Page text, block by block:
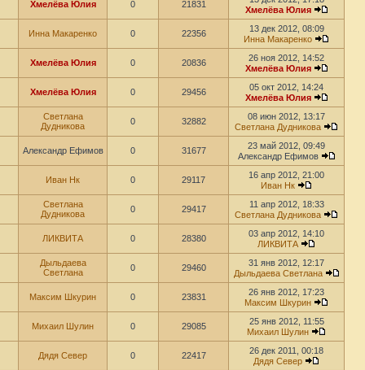
Хмелёва Юлия 0 21831
Хмелёва Юлия
Инна Макаренко 0 22356
13 дек 2012, 08:09
Инна Макаренко
Хмелёва Юлия 0 20836
26 ноя 2012, 14:52
Хмелёва Юлия
Хмелёва Юлия 0 29456
05 окт 2012, 14:24
Хмелёва Юлия
Светлана
Дудникова
0 32882
08 июн 2012, 13:17
Светлана Дудникова
Александр Ефимов 0 31677
23 май 2012, 09:49
Александр Ефимов
Иван Нк 0 29117
16 апр 2012, 21:00
Иван Нк
Светлана
Дудникова
0 29417
11 апр 2012, 18:33
Светлана Дудникова
ЛИКВИТА 0 28380
03 апр 2012, 14:10
ЛИКВИТА
Дыльдаева
Светлана
0 29460
31 янв 2012, 12:17
Дыльдаева Светлана
Максим Шкурин 0 23831
26 янв 2012, 17:23
Максим Шкурин
Михаил Шулин 0 29085
25 янв 2012, 11:55
Михаил Шулин
Дядя Север 0 22417
26 дек 2011, 00:18
Дядя Север